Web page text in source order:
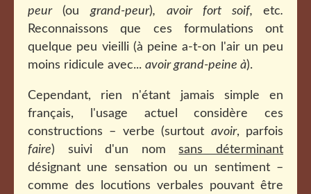
peur(ougrand-peur), avoir fort soif,etc.
Reconnaissons que ces formulations ont
quelque peu vieilli (à peine a-t-on l'air un peu
moins ridicule avec... avoir grand-peine à).
Cependant, rien n'étant jamais simple en
français, l'usage actuel considère ces
constructions – verbe (surtout avoir, parfois
faire) suivi d'un nomsans déterminant
désignant une sensation ou un sentiment –
comme des locutions verbales pouvant être